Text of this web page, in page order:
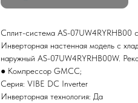
Сплит-система AS-07UW4RYRHB00
Инверторная настенная модель с
наружный AS-07UW4RYRHB00W.
● Компрессор GMCC;
Серия: VIBE DC Inverter
Инверторная технология: Да